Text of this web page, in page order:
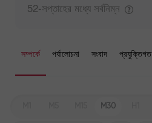
52-সপ্তাহের মধ্যে সর্বনিম্ন
সম্পর্কে পর্যালোচনা সংবাদ প্রযুক্তিগত
M30